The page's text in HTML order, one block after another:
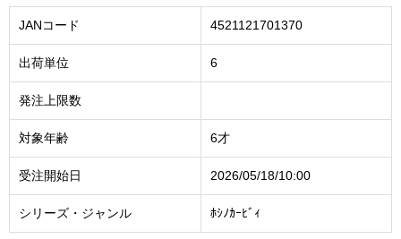
JANコード 4521121701370
出荷単位 6
発注上限数
対象年齢 6才
受注開始日 2026/05/18/10:00
シリーズ・ジャンル ﾎｼﾉｶｰﾋﾞｨ